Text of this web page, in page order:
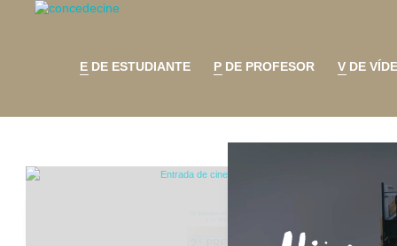
E DE ESTUDIANTE P DE PROFESOR V DE